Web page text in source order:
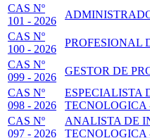
CAS Nº
101 - 2026
CAS Nº
100 - 2026
PROFESIONAL
CAS Nº
099 - 2026
GESTOR DE
CAS Nº
098 - 2026
ESPECIALISTA
TECNOLOGICA
CAS Nº
097 - 2026
ANALISTA DE
TECNOLOGICA